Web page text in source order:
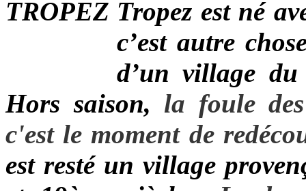
Tropez est né
c’est autre
d’un village
Hors saison, la foule
c'est le moment de
est resté un village